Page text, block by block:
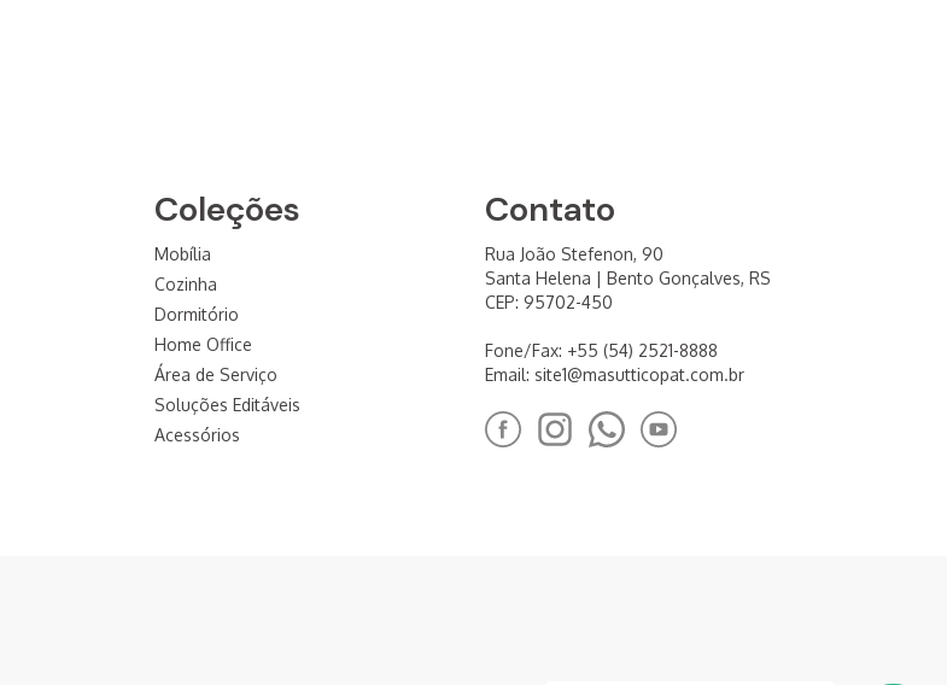
Coleções
Mobília
Cozinha
Dormitório
Home Office
Área de Serviço
Soluções Editáveis
Acessórios
Contato
Rua João Stefenon, 90
Santa Helena | Bento Gonçalves, RS
CEP: 95702-450
Fone/Fax: +55 (54) 2521-8888
Email: site1@masutticopat.com.br